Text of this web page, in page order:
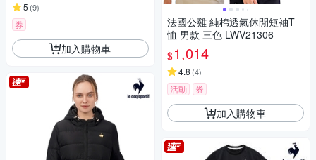
5 (9)
券
加入購物車
法國公雞 純棉透氣休閒短袖T
恤 男款 三色 LWV21306
$1,014
4.8 (4)
活動 券
加入購物車